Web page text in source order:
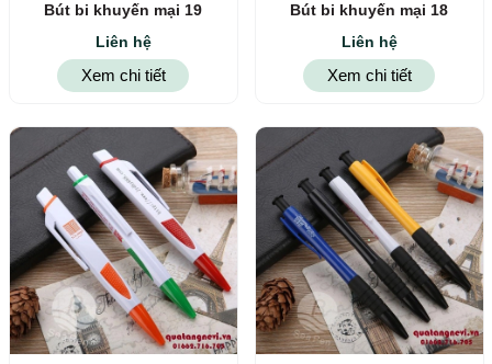
Bút bi khuyến mại 19
Liên hệ
Xem chi tiết
Bút bi khuyến mại 18
Liên hệ
Xem chi tiết